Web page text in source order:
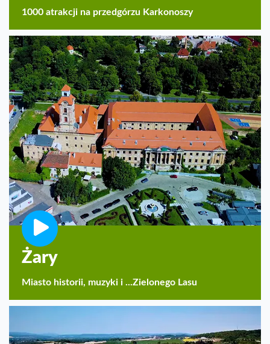
1000 atrakcji na przedgórzu Karkonoszy
Żary
Miasto historii, muzyki i ...Zielonego Lasu